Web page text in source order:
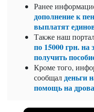
Ранее
дополнение к
выплатят
Также наш
по 15000 грн.
получить
Кроме того,
сообщалденьги
помощь на